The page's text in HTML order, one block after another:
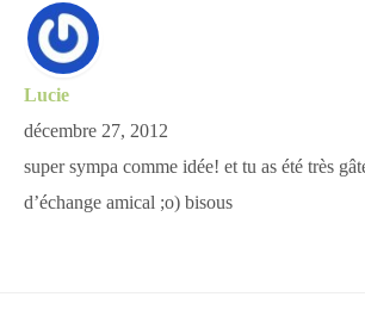
Lucie
décembre 27, 2012
super sympa comme idée! et tu as été très
d’échange amical ;o) bisous